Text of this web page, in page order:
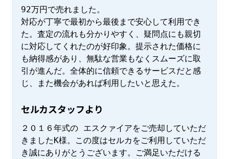
92万円で売れました。
対応が丁寧で最初から最後まで安心して利用でき
た。査定の流れも分かりやすく、疑問点にも親切
に対応してくれたのが好印象。提示された価格に
も納得感があり、無駄な営業もなくスムーズに取
引が進んだ。全体的に信頼できるサービスだと感
じ、また機会があれば利用したいと思えた。
セルカスタッフより
２０１６年式の エスクァイアをご売却していただ
きましたK様。この度はセルカをご利用していただ
き誠にありがとうございます。ご満足いただける